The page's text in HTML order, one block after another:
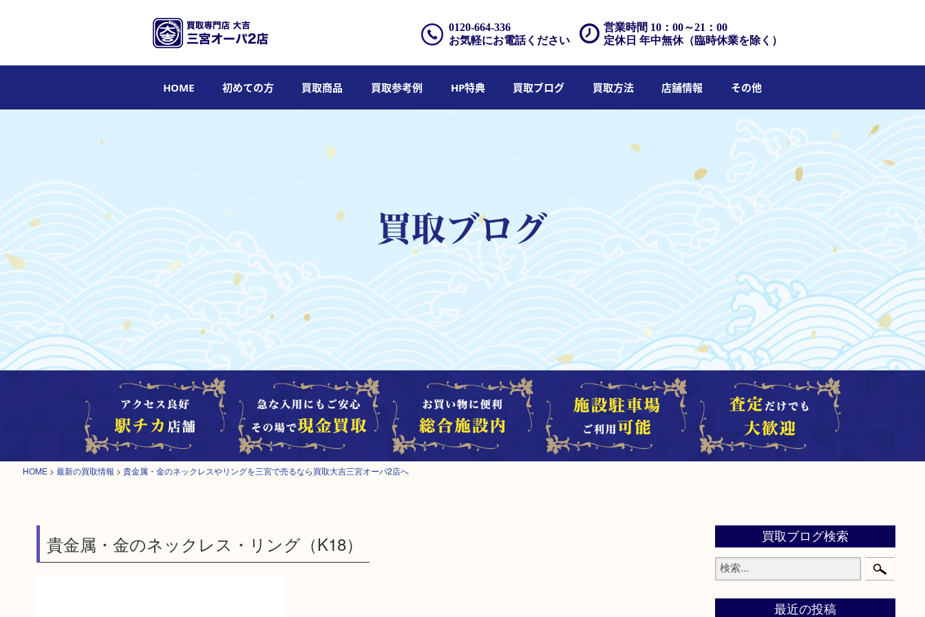
営業時間 10：00～21：00
定休日 年中無休（臨時休業を除く）
0120-664-336
お気軽にお電話ください
HOME 初めての方 買取商品 買取参考例 HP特典 買取ブログ 買取方法 店舗情報 その他
HOME > 最新の買取情報 > 貴金属・金のネックレスやリングを三宮で売るなら買取大吉三宮オーパ2店へ
貴金属・金のネックレス・リング（K18） 買取ブログ検索
最近の投稿